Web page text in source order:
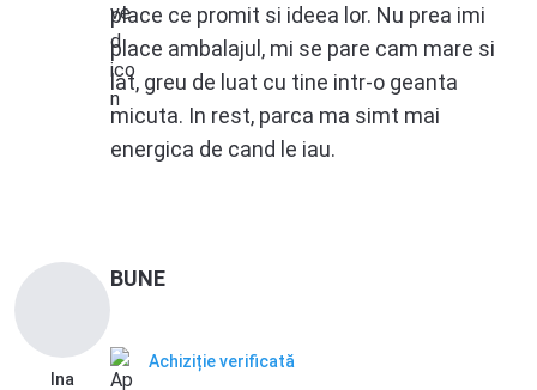
place ce promit si ideea lor. Nu prea imi
place ambalajul, mi se pare cam mare si
lat, greu de luat cu tine intr-o geanta
micuta. In rest, parca ma simt mai
energica de cand le iau.
Ina
BUNE
Achiziție verificată